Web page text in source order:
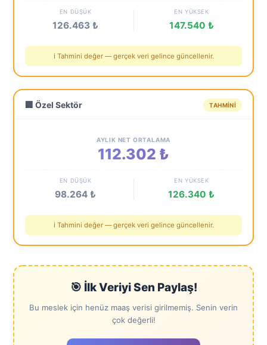
EN DÜŞÜK
126.463 ₺
EN YÜKSEK
147.540 ₺
ℹ️ Tahmini değer — gerçek veri gelince güncellenir.
🏢 Özel Sektör TAHMINI
AYLIK NET ORTALAMA
112.302 ₺
EN DÜŞÜK
98.264 ₺
EN YÜKSEK
126.340 ₺
ℹ️ Tahmini değer — gerçek veri gelince güncellenir.
🎯 İlk Veriyi Sen Paylaş!
Bu meslek için henüz maaş verisi girilmemiş. Senin verin
çok değerli!